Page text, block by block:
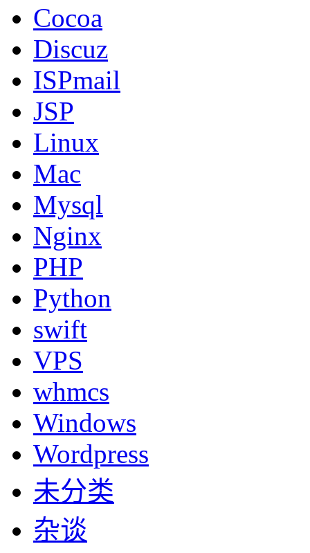
Cocoa
Discuz
ISPmail
JSP
Linux
Mac
Mysql
Nginx
PHP
Python
swift
VPS
whmcs
Windows
Wordpress
未分类
杂谈